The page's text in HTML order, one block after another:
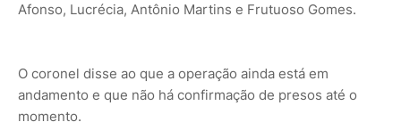
Afonso, Lucrécia, Antônio Martins e Frutuoso Gomes.
O coronel disse ao que a operação ainda está em
andamento e que não há confirmação de presos até o
momento.